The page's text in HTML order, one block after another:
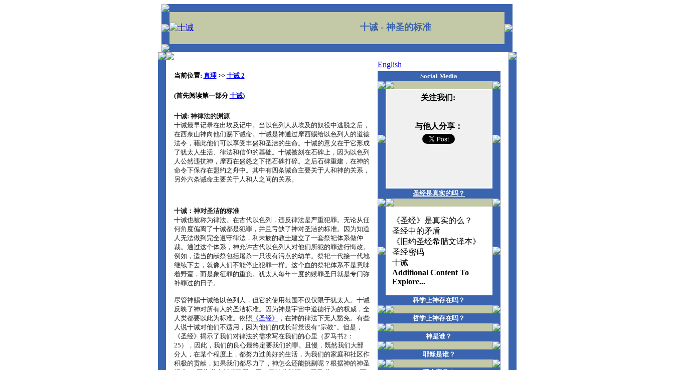
十诫 - 神圣的标准
当前位置: 真理>> 十诫 2
(首先阅读第一部分十诫)
十诫: 神律法的渊源
十诫最早记录在出埃及记中。当以色列人从埃及的奴役中逃脱之后，
在西奈山神向他们赐下诫命。十诫是神通过摩西赐给以色列人的道德
法令，藉此他们可以享受丰盛和圣洁的生命。十诫的意义在于它形成
了犹太人生活、律法和信仰的基础。十诫被刻在石碑上，因为以色列
人公然违抗神，摩西在盛怒之下把石碑打碎。之后石碑重建，在神的
命令下保存在盟约之舟中。其中有四条诫命主要关于人和神的关系，
另外六条诫命主要关于人和人之间的关系。
十诫：神对圣洁的标准
十诫也被称为律法。在古代以色列，违反律法是严重犯罪。无论从任
何角度偏离了十诫都是犯罪，并且亏缺了神对圣洁的标准。因为知道
人无法做到完全遵守律法，利未族的教士建立了一套祭祀体系做仲
裁。通过这个体系，神允许古代以色列人对他们所犯的罪进行悔改。
例如，适当的献祭包括屠杀一只没有污点的幼羊。祭祀一代接一代地
继续下去，就像人们不能停止犯罪一样。这个血的祭祀体系不是意味
着野蛮，而是象征罪的重负。犹太人每年一度的赎罪圣日就是专门弥
补罪过的日子。
尽管神赐十诫给以色列人，但它的使用范围不仅仅限于犹太人。十诫
反映了神对所有人的圣洁标准。因为神是宇宙中道德行为的权威，全
人类都要以此为标准。依照 《圣经》
，在神的律法下无人豁免。有些
人说十诫对他们不适用，因为他们的成长背景没有“宗教”。但是，
《圣经》揭示了我们对律法的需求写在我们的心里（罗马书2：
25），因此，我们的良心最终定要我们的罪。且慢，既然我们大部
分人，在某个程度上，都努力过美好的生活，为我们的家庭和社区作
积极的贡献，如果我们都尽力了，神怎么还能挑剔呢？根据神的神圣
English
Social Media
关注我们:
与他人分享：
圣经是真实的吗？
《圣经》是真实的么？
圣经中的矛盾
《旧约圣经希腊文译本》
圣经密码
十诫
Additional Content To
Explore...
科学上神存在吗？
哲学上神存在吗？
神是谁？
耶稣是谁？